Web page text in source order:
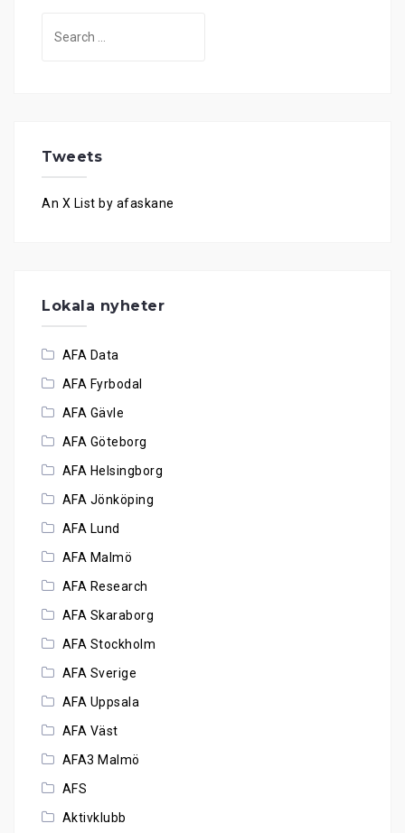
Tweets
An X List by afaskane
Lokala nyheter
AFA Data
AFA Fyrbodal
AFA Gävle
AFA Göteborg
AFA Helsingborg
AFA Jönköping
AFA Lund
AFA Malmö
AFA Research
AFA Skaraborg
AFA Stockholm
AFA Sverige
AFA Uppsala
AFA Väst
AFA3 Malmö
AFS
Aktivklubb